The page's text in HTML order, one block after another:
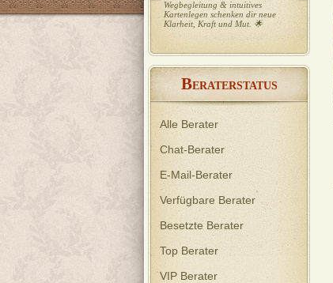
Wegbegleitung & intuitives
Kartenlegen schenken dir neue
Klarheit, Kraft und Mut. 🌟
BERATERSTATUS
Alle Berater
Chat-Berater
E-Mail-Berater
Verfügbare Berater
Besetzte Berater
Top Berater
VIP Berater